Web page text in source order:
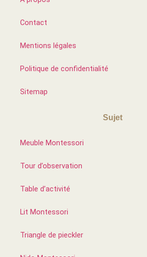
Contact
Mentions légales
Politique de confidentialité
Sitemap
Sujet
Meuble Montessori
Tour d’observation
Table d’activité
Lit Montessori
Triangle de pieckler